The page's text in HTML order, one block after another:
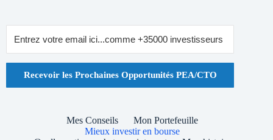
Recevoir les Prochaines Opportunités PEA/CTO
Mes Conseils
Mon Portefeuille
Mieux investir en bourse